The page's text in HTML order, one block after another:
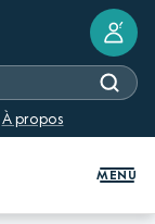
À propos
?
MENU